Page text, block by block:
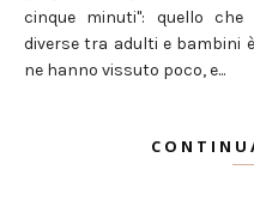
cinque minuti": quello che
diverse tra adulti e bambini
ne hanno vissuto poco, e...